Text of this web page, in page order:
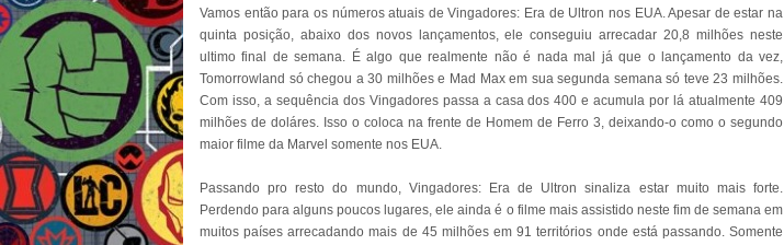
Vamos então para os números atuais de Vingadores: Era de Ultron nos EUA. Apesar de estar na
quinta posição, abaixo dos novos lançamentos, ele conseguiu arrecadar 20,8 milhões neste
ultimo final de semana. É algo que realmente não é nada mal já que o lançamento da vez,
Tomorrowland só chegou a 30 milhões e Mad Max em sua segunda semana só teve 23 milhões.
Com isso, a sequência dos Vingadores passa a casa dos 400 e acumula por lá atualmente 409
milhões de doláres. Isso o coloca na frente de Homem de Ferro 3, deixando-o como o segundo
maior filme da Marvel somente nos EUA.
Passando pro resto do mundo, Vingadores: Era de Ultron sinaliza estar muito mais forte.
Perdendo para alguns poucos lugares, ele ainda é o filme mais assistido neste fim de semana em
muitos países arrecadando mais de 45 milhões em 91 territórios onde está passando. Somente